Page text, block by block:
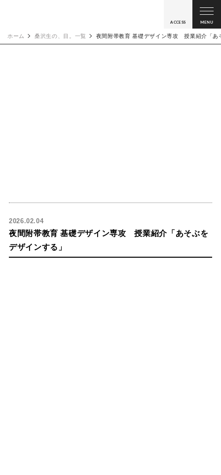
ACCESS MENU
ホーム 桑沢生の、目。一覧 夜間附帯教育 基礎デザイン専攻 授業紹介「あ
2026.02.04
夜間附帯教育 基礎デザイン専攻 授業紹介「あそぶを
デザインする」